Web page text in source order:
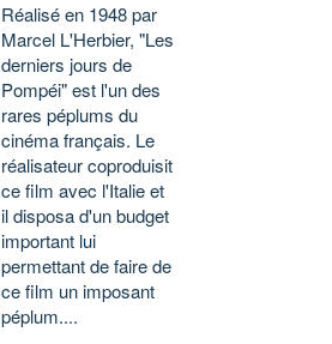
Réalisé en 1948 par
Marcel L'Herbier, "Les
derniers jours de
Pompéi" est l'un des
rares péplums du
cinéma français. Le
réalisateur coproduisit
ce film avec l'Italie et
il disposa d'un budget
important lui
permettant de faire de
ce film un imposant
péplum....